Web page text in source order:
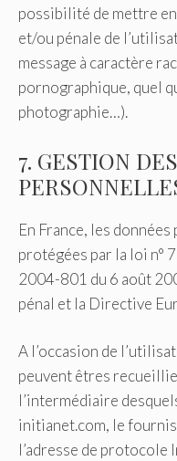
possibilité de mettre
et/ou pénale de
message à caractère
pornographique, quel
photographie…).
7. GESTION
En France, les
protégées par la loi n°
2004-801 du 6 août
pénal et la Directive
A l’occasion de
peuvent êtres
l’intermédiaire
initianet.com, le
l’adresse de protocole